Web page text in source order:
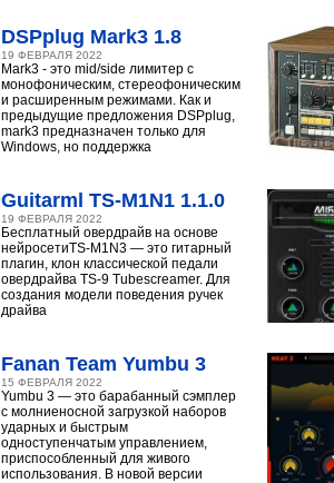
DSPplug Mark3 1.8
19 ФЕВРАЛЯ 2022
Mark3 - это mid/side лимитер с
монофоническим, стереофоническим
и расширенным режимами. Как и
предыдущие предложения DSPplug,
mark3 предназначен только для
Windows, но поддержка
Guitarml TS-M1N1 1.1.0
19 ФЕВРАЛЯ 2022
Бесплатный овердрайв на основе
нейросетиTS-M1N3 — это гитарный
плагин, клон классической педали
овердрайва TS-9 Tubescreamer. Для
создания модели поведения ручек
драйва
Fanan Team Yumbu 3
15 ФЕВРАЛЯ 2022
Yumbu 3 — это барабанный сэмплер
с молниеносной загрузкой наборов
ударных и быстрым
одноступенчатым управлением,
приспособленный для живого
использования. В новой версии